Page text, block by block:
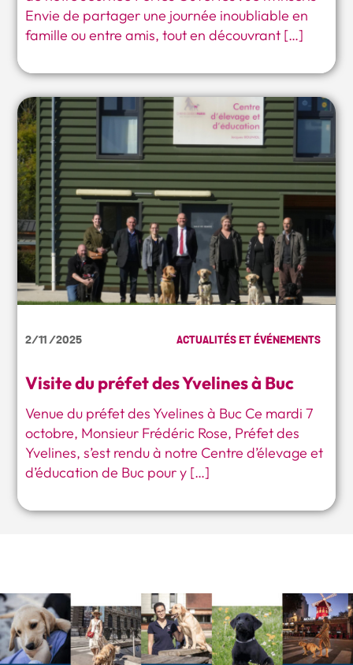
Envie de partager une journée inoubliable en
famille ou entre amis, tout en découvrant […]
Visite du préfet des Yvelines à Buc
Venue du préfet des Yvelines à Buc Ce mardi 7
octobre, Monsieur Frédéric Rose, Préfet des
Yvelines, s’est rendu à notre Centre d’élevage et
d’éducation de Buc pour y […]
2/11 /2025 ACTUALITÉS ET ÉVÉNEMENTS